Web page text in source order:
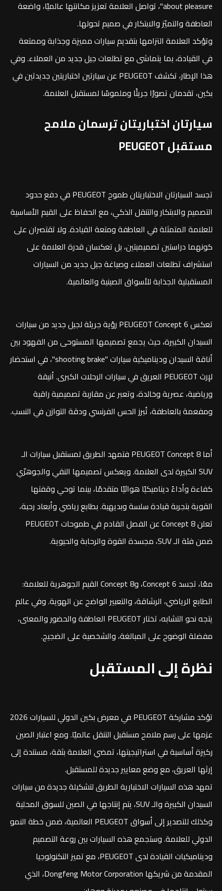
about pleasure"، تواصل العلامة تعزيز مكانتها عالميًا، واضعة
العاطفة والتميّز والابتكار في صميم تحولها.
وتؤكد العلامة التزامها بتقديم سيارات مميزة وجذابة وممتعة
في القيادة، بما يتماشى مع تطلعات جيل جديد من العملاء. وفي
هذا الإطار، تكشف PEUGEOT عن سيارتين اختباريتين جديدتين في
بكين، تقدمان تصورًا جريئًا وملموسًا لمستقبل العلامة.
سيارتان اختباريتان ترسمان ملامح
مستقبل PEUGEOT
تجسد السيارتان الاختباريتان طموح PEUGEOT في دفع حدود
التصميم والابتكار والتنقل الذكي، مع الحفاظ على القيم الأساسية
للعلامة المتمثلة في العاطفة ومتعة القيادة. ولا تقتصران على
كونهما دراستين تصميميتين، بل تعكسان قدرة العلامة على
استشراف تطلعات العملاء وصياغة جيل جديد من السيارات
المستقبلية الجذابة للأسواق الصينية والعالمية.
تعكس PEUGEOT Concept 6 رؤية جريئة لجيل جديد من سيارات
السيدان الكبيرة، حيث يجمع تصميمها المستوحى من الفهود بين
أناقة السيدان وديناميكية سيارات "shooting brake"، في استحضار
لإرث PEUGEOT العريق في سيارات الرحلات الكبرى. أنيقة
ورياضية، عصرية وخالدة، وتعبر عن مقاربة تصميمية راقية
ومفعمة بالعاطفة، تُبرز الحس الفرنسي ودقة التوازن في النسب.
أما PEUGEOT Concept 8 فتمهد الطريق لمستقبل سيارات الـ
SUV الكبيرة لدى العلامة. ويعكس تصميمها النقي والجوهرّي
كفاءة وأداءً ديناميكيًا هوائيًا متقدمًا، بينما توحي وقفتها
القوية بتجربة قيادة سلسة وبديهية. بطابع رياضي وأبعاد رحبة،
تعلن Concept 8 عن الفصل القادم في طموحات PEUGEOT
ضمن فئة الـ SUV، مجسدة القوة والرحابة والحيوية.
معًا، تجسد Concept 6، وConcept 8 القيم الجوهرية للعلامة:
الطابع الرياضي، الرشاقة، والتعبير الواضح عن الهوية. وفي عالم
يتجه نحو التشابه، تختار PEUGEOT العاطفة والحضور والمعنى،
مفضلة الوضوح على المبالغة، والشخصية على الضجيج.
نظرة إلى المستقبل
تؤكد مشاركة PEUGEOT في معرض بكين الدولي للسيارات 2026
عزمها على رسم ملامح مستقبل التنقل عالميًا. ومع اعتبار الصين
ركيزة أساسية في استراتيجيتها، تمضي العلامة بثقة، مستندة إلى
إرثها العريق، مع وضع معايير جديدة للمستقبل.
تمهد هذه السيارات الاختبارية الطريق لتشكيلة جديدة من سيارات
السيدان الكبيرة والـ SUV، يتم إنتاجها في الصين للسوق المحلية
وكذلك للتصدير إلى أسواق PEUGEOT العالمية، ضمن خطة النمو
الدولي للعلامة. وستجمع هذه السيارات بين روعة التصميم
وديناميكيات القيادة لدى PEUGEOT، مع تميز التكنولوجيا
المقدمة من شريكها Dongfeng Motor Corporation، الذي